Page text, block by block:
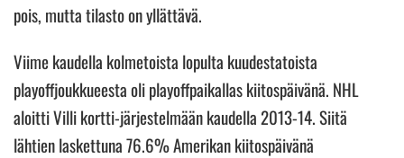
pois, mutta tilasto on yllättävä.
Viime kaudella kolmetoista lopulta kuudestatoista
playoffjoukkueesta oli playoffpaikallas kiitospäivänä. NHL
aloitti Villi kortti-järjestelmään kaudella 2013-14. Siitä
lähtien laskettuna 76.6% Amerikan kiitospäivänä